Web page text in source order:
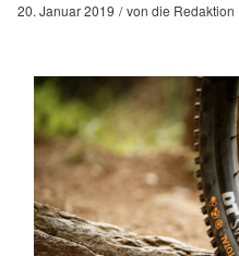
20. Januar 2019 von die Redaktion